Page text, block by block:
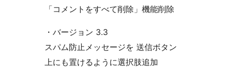
「コメントをすべて削除」機能削除
・バージョン 3.3
スパム防止メッセージを 送信ボタン
上にも置けるように選択肢追加